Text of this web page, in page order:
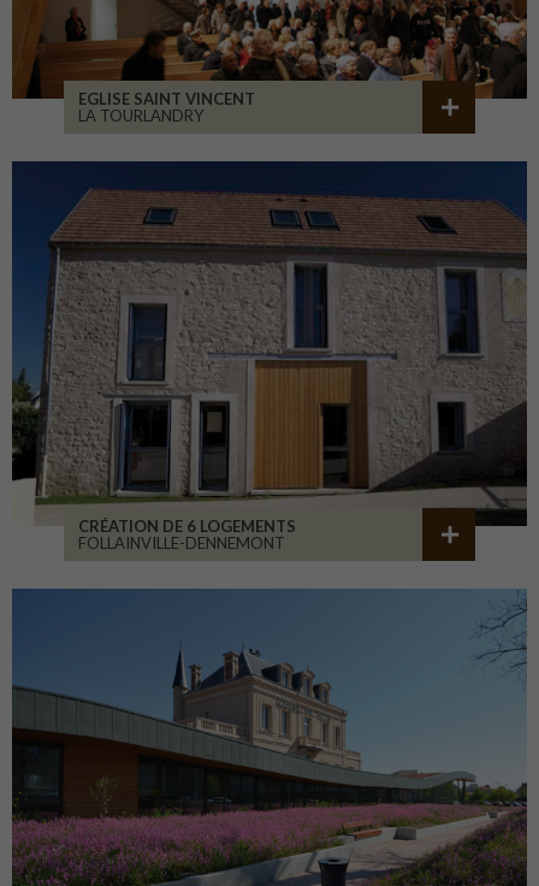
EGLISE SAINT VINCENT
LA TOURLANDRY
CRÉATION DE 6 LOGEMENTS
FOLLAINVILLE-DENNEMONT